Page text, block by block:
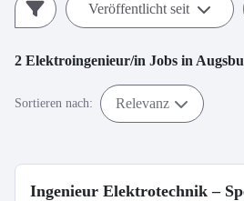
Veröffentlicht seit
2 Elektroingenieur/in Jobs in
Sortieren nach: Relevanz
Ingenieur Elektrotechnik –